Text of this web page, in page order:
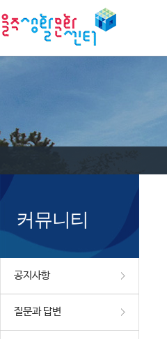
커뮤니티
공지사항
질문과 답변